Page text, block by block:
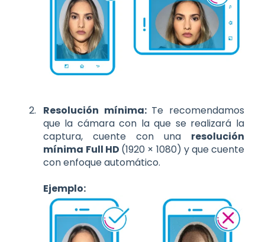
Resolución mínima: Te recomendamos
que la cámara con la que se realizará la
captura, cuente con una resolución
mínima Full HD (1920 × 1080) y que cuente
con enfoque automático.
Ejemplo: